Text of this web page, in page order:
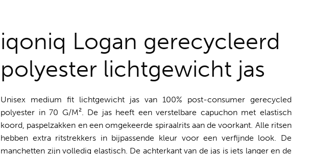
iqoniq Logan gerecycleerd
polyester lichtgewicht jas
Unisex medium fit lichtgewicht jas van 100% post-consumer gerecycled
polyester in 70 G/M². De jas heeft een verstelbare capuchon met elastisch
koord, paspelzakken en een omgekeerde spiraalrits aan de voorkant. Alle ritsen
hebben extra ritstrekkers in bijpassende kleur voor een verfijnde look. De
manchetten zijn volledig elastisch. De achterkant van de jas is iets langer en de